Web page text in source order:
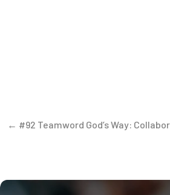
← #92 Teamword God’s Way: